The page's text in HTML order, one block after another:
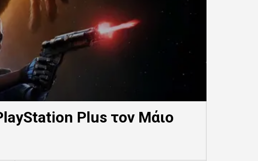
Plus τον Μάιο